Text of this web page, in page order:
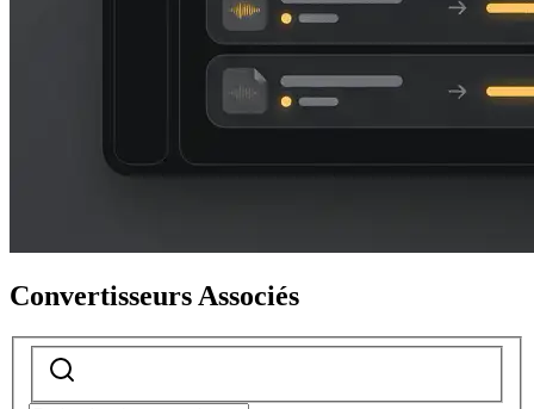
Convertisseurs Associés